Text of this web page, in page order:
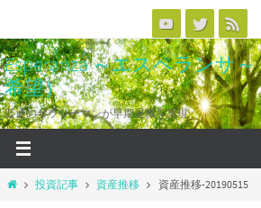
ン
テ
ン
ツ
へ
キ
Esperanza ～エスペランサ
希望）
普通のサラリーマンが早期退職を実現
ホ 投資記事 資産推移 資産推移-20190515